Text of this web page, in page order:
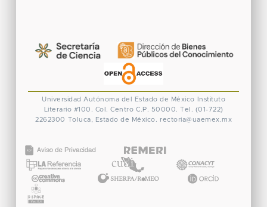
Universidad Autónoma del Estado de México
Instituto
Literario #100. Col. Centro C.P. 50000. Tel. (01-722)
2262300
Toluca, Estado de México. rectoria@uaemex.mx